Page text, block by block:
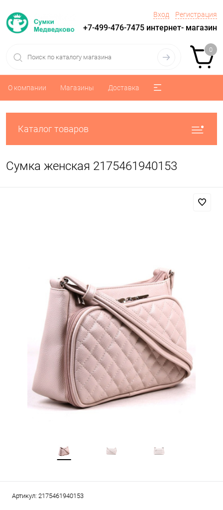
Вход Регистрация
+7-499-476-7475 интернет- магазин
0
О компании Магазины Доставка
Каталог товаров
Сумка женская 2175461940153
Артикул: 2175461940153